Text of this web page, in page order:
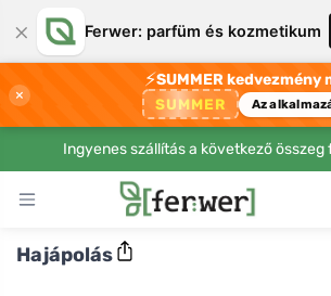
× Ferwer: parfüm és kozmetikum
×
⚡SUMMER kedvezmény
SUMMER Az
Ingyenes szállítás a következő összeg
Hajápolás